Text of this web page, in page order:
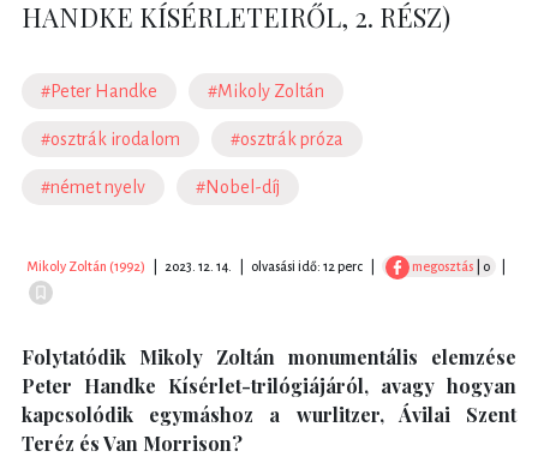
HANDKE KÍSÉRLETEIRŐL, 2. RÉSZ)
#Peter Handke #Mikoly Zoltán
#osztrák irodalom #osztrák próza
#német nyelv #Nobel-díj
Mikoly Zoltán (1992) 2023. 12. 14. olvasási idő: 12 perc megosztás | 0
Folytatódik Mikoly Zoltán monumentális elemzése
Peter Handke Kísérlet-trilógiájáról, avagy hogyan
kapcsolódik egymáshoz a wurlitzer, Ávilai Szent
Teréz és Van Morrison?